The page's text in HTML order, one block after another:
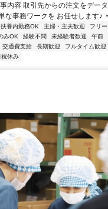
事内容 取引先からの注文をデー
な事務ワークを お任せします♪
扶養内勤務OK 主婦・主夫歓迎 フリ
みOK 経験不問 未経験者歓迎 午前
交通費支給 長期歓迎 フルタイム歓迎
祝休み